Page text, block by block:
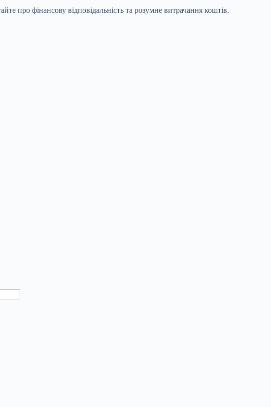
про фінансову відповідальність та розумне витрачання коштів.